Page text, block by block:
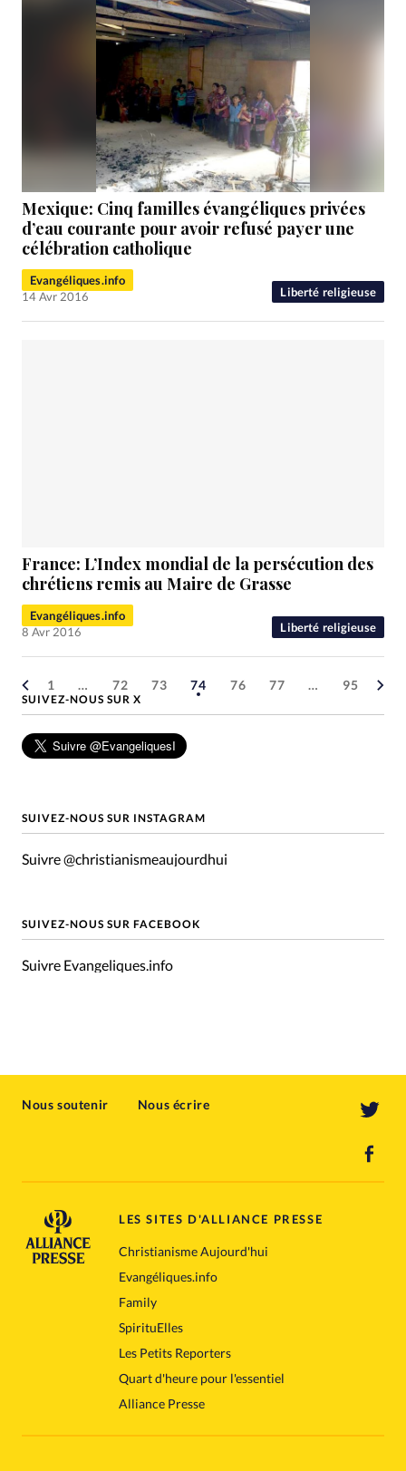
Liberté religieuse
Mexique: Cinq familles évangéliques privées
d’eau courante pour avoir refusé payer une
célébration catholique
Evangéliques.info
14 Avr 2016
Liberté religieuse
France: L’Index mondial de la persécution des
chrétiens remis au Maire de Grasse
Evangéliques.info
8 Avr 2016
1 … 72 73 74 76 77 … 95
SUIVEZ-NOUS SUR X
SUIVEZ-NOUS SUR INSTAGRAM
Suivre @christianismeaujourdhui
SUIVEZ-NOUS SUR FACEBOOK
Suivre Evangeliques.info
Nous soutenir Nous écrire
LES SITES D'ALLIANCE PRESSE
Christianisme Aujourd'hui
Evangéliques.info
Family
SpirituElles
Les Petits Reporters
Quart d'heure pour l'essentiel
Alliance Presse